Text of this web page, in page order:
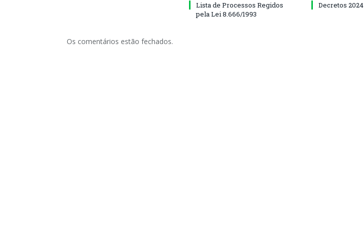
Lista de Processos Regidos
pela Lei 8.666/1993
Decretos 2024
Os comentários estão fechados.